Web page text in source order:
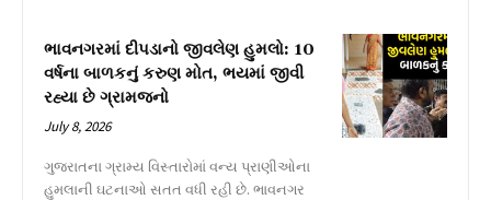
ભાવનગરમાં દીપડાનો જીવલેણ હુમલો: 10
વર્ષના બાળકનું કરુણ મોત, ભયમાં જીવી
રહ્યા છે ગ્રામજનો
July 8, 2026
ગુજરાતના ગ્રામ્ય વિસ્તારોમાં વન્ય પ્રાણીઓના
હુમલાની ઘટનાઓ સતત વધી રહી છે. ભાવનગર